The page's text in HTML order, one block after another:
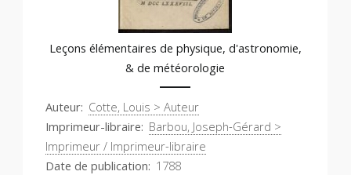
Leçons élémentaires de physique, d'astronomie,
& de météorologie
Auteur Cotte, Louis > Auteur
Imprimeur-libraire Barbou, Joseph-Gérard >
Imprimeur / Imprimeur-libraire
Date de publication 1788